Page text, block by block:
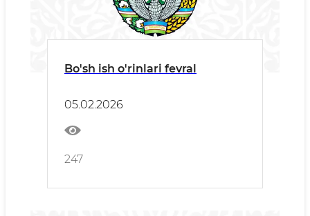
Bo'sh ish o'rinlari fevral
05.02.2026
247